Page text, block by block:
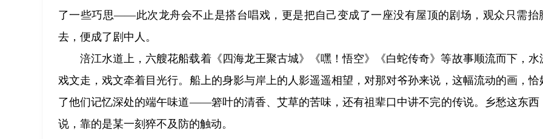
了一些巧思——此次龙舟会不止是搭台唱戏，更是把自己变成了一座没有屋顶的剧场，观众只需抬
去，便成了剧中人。
涪江水道上，六艘花船载着《四海龙王聚古城》《嘿！悟空》《白蛇传奇》等故事顺流而下，水
戏文走，戏文牵着目光行。船上的身影与岸上的人影遥遥相望，对那对爷孙来说，这幅流动的画，恰
了他们记忆深处的端午味道——箬叶的清香、艾草的苦味，还有祖辈口中讲不完的传说。乡愁这东西
说，靠的是某一刻猝不及防的触动。